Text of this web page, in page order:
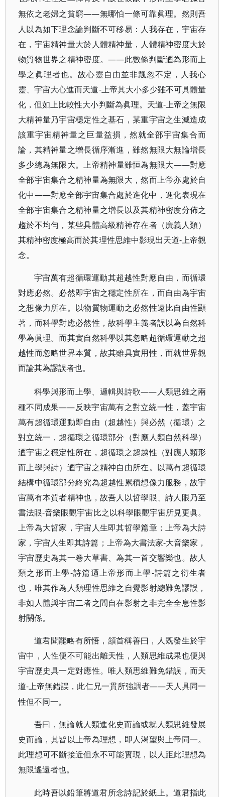
無依之老婦之貧窮——無哪怕一條可靠眞理。然則吾
人以為如下理念論判斷不可移易：人我存在，宇宙存
在，宇宙精神量大於人體精神量，人體精神密度大於
物質物世界之精神密度。——此數條判斷迺為形而上
學之眞理者也。故心靈自由並非飄忽不定，人我心
靈、宇宙大心進而天道-上帝其大小多少雖不可具體量
化，但如上比較性大小判斷為眞理。天道-上帝之無限
大精神量乃宇宙穩定性之基石，某重宇宙之生滅造成
該重宇宙精神量之巨量益損，然就全部宇宙集合而
論，其精神量之增長循序漸進，雖然無限大無論增長
多少總為無限大。上帝精神量雖恒為無限大——對應
全部宇宙集合之精神量為無限大，然而上帝亦處於自
化中——對應全部宇宙集合處於進化中，進化表現在
全部宇宙集合之精神量之增長以及其精神密度分佈之
趨於不均勻，某些具體高級精神存在者（廣義人類）
其精神密度極高而於其理性思維中影現出天道-上帝觀
念。
宇宙萬有超循環運動其超越性對應自由，而循環
對應必然。必然即宇宙之穩定性所在，而自由為宇宙
之想像力所在。以物質物運動之必然性遠比自由性顯
著，而科學對應必然性，故科學主義者誤以為自然科
學為眞理。而其實自然科學以其忽略超循環運動之超
越性而忽略世界本質，故其雖具實用性，而就世界觀
而論其為謬誤者也。
科學與形而上學、邏輯與詩歌——人類思維之兩
種不同成果——反映宇宙萬有之對立統一性，蓋宇宙
萬有超循環運動即自由（超越性）與必然（循環）之
對立統一，超循環之循環部分（對應人類自然科學）
迺宇宙之穩定性所在，超循環之超越性（對應人類形
而上學與詩）迺宇宙之精神自由所在。以萬有超循環
結構中循環部分終究為超越性累積想像力服務，故宇
宙萬有本質者精神也，故吾人以哲學眼、詩人眼乃至
書法眼-音樂眼觀宇宙比之以科學眼觀宇宙所見更眞。
上帝為大哲家，宇宙人生即其哲學篇章；上帝為大詩
家，宇宙人生即其詩篇；上帝為大書法家-大音樂家，
宇宙歷史為其一卷大草書、為其一首交響樂也。故人
類之形而上學-詩篇迺上帝形而上學-詩篇之衍生者
也，唯其作為人類理性思維之自覺影射總難免謬誤，
非如人體與宇宙二者之間自在影射之非完全全息性影
射關係。
道君聞罷略有所悟，頷首稱善曰，人既發生於宇
宙中，人性便不可能出離天性，人類思維成果也便與
宇宙歷史具一定對應性。唯人類思維難免錯誤，而天
道-上帝無錯誤，此仁兄一貫所強調者——天人具同一
性但不同一。
吾曰，無論就人類進化史而論或就人類思維發展
史而論，其皆以上帝為理想，即人渴望與上帝同一。
此理想可不斷接近但永不可能實現，以人距此理想為
無限遙遠者也。
此時吾以鉛筆將道君所念詩記於紙上。道君指此